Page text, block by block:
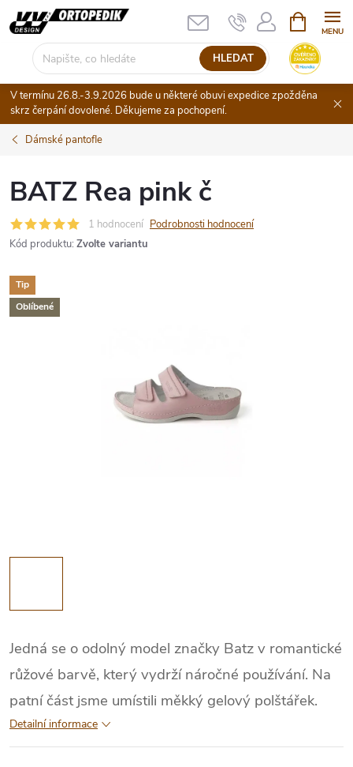
Přejít
na
HLEDAT
NÁKUPNÍ
KOŠÍK
V termínu 26.8.-3.9.2026 bude u některé obuvi expedice zpožděna
skrz čerpání dovolené. Děkujeme za pochopení.
Dámské pantofle
BATZ Rea pink č
1 hodnocení Podrobnosti hodnocení
Kód produktu: Zvolte variantu
Tip
Oblíbené
Jedná se o odolný model značky Batz v romantické
růžové barvě, který vydrží náročné používání. Na
patní část jsme umístili měkký gelový polštářek.
Detailní informace